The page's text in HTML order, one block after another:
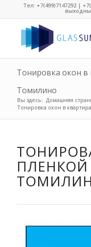
Тел:+7(499)7147292 |
Тонировка окон в
Томилино
Вы здесь: Домашняя
Тонировка окон в
ПЛЕНКОЙ